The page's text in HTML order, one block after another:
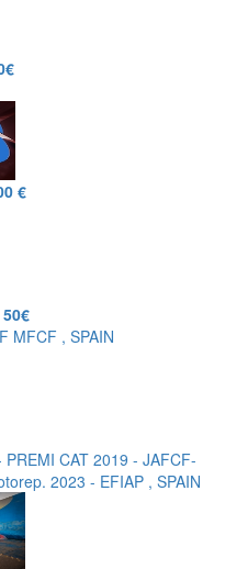
€
MFCF , SPAIN
PREMI CAT 2019 - JAFCF-
2023 - EFIAP , SPAIN